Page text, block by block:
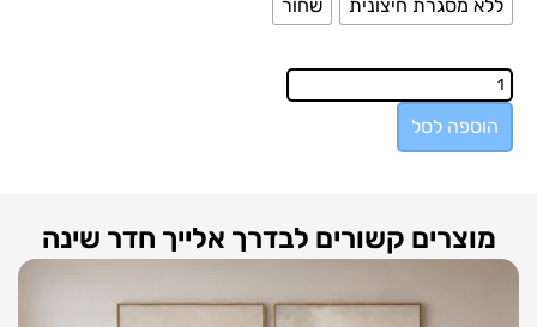
ללא מסגרת חיצונית
שחור
הוספה לסל
מוצרים קשורים לבדרך אלייך חדר שינה